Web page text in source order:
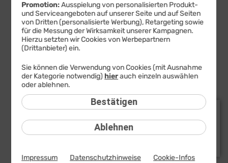
Promotion:Ausspielung von personalisierten Produkt-
und Serviceangeboten auf unserer Seite und auf Seiten
von Dritten (personalisierte Werbung), Retargeting sowie
für die Messung der Wirksamkeit unserer Kampagnen.
Hierzu setzten wir Cookies von Werbepartnern
(Drittanbieter) ein.
Ablehnen
Sie können die Verwendung von Cookies (mit Ausnahme
der Kategorie notwendig) hierauch einzeln auswählen
oder ablehnen.
Bestätigen
Impressum Datenschutzhinweise Cookie-Infos